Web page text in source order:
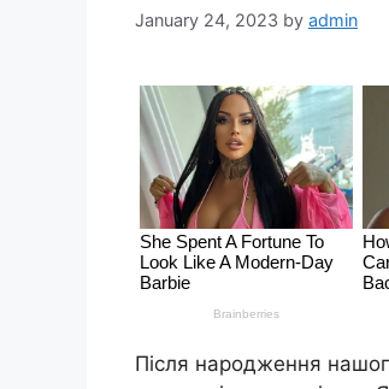
January 24, 2023 by admin
Після народження